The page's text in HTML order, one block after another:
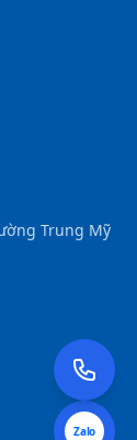
Trung Mỹ
Zalo